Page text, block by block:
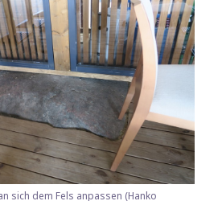
sich dem Fels anpassen (Hanko